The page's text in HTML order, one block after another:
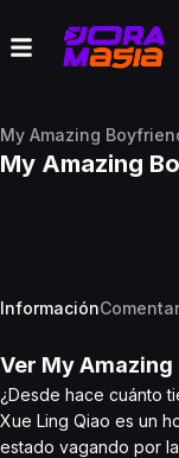
My Amazing
My Amazing
Información
Ver My
¿Desde hace cuánto
Xue Ling Qiao es un
estado vagando por